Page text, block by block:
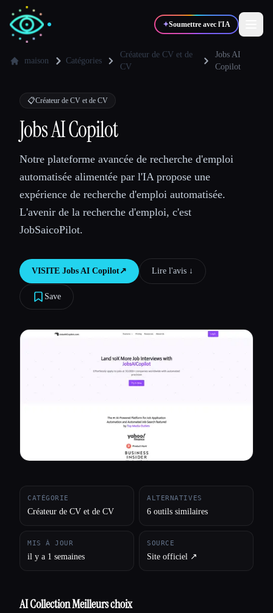
✦Soumettre avec l'IA
💻Développeurs
🎓Étudiants 🎬Créateurs
Comparer les outils
Toutes les catégories
maison Catégories
Créateur de CV et de
CV
Jobs AI
Copilot
📋Créateur de CV et de CV
Jobs AI Copilot
Notre plateforme avancée de recherche d'emploi
automatisée alimentée par l'IA propose une
expérience de recherche d'emploi automatisée.
L'avenir de la recherche d'emploi, c'est
JobSaicoPilot.
VISITE Jobs AI Copilot↗︎ Lire l'avis ↓︎
Save
CATÉGORIE
Créateur de CV et de CV
ALTERNATIVES
6 outils similaires
MIS À JOUR
il y a 1 semaines
SOURCE
Site officiel ↗︎
AI Collection Meilleurs choix